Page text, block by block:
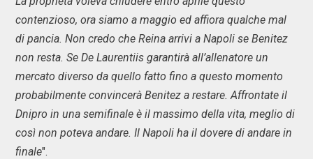
contenzioso, ora siamo a maggio ed affiora qualche mal
di pancia. Non credo che Reina arrivi a Napoli se Benitez
non resta. Se De Laurentiis garantirà all’allenatore un
mercato diverso da quello fatto fino a questo momento
probabilmente convincerà Benitez a restare. Affrontate il
Dnipro in una semifinale è il massimo della vita, meglio di
così non poteva andare. Il Napoli ha il dovere di andare in
finale".